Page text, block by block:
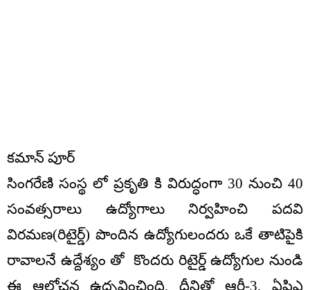
కమాన్ పూర్
సింగరేణి సంస్థ లో ప్రకృతి కి విరుద్ధంగా 30 నుంచి 40
సంవత్సరాలు ఉద్యోగాలు నిర్వహించి పదవి
విరమణ(రిటైర్డ్) పొందిన ఉద్యోగులందరు ఒకే తాటిపైకి
రావాలనే ఉద్దేశ్యం తో కొందరు రిటైర్డ్ ఉద్యోగుల నుండి
ఈ ఆలోచన ఉద్బవించింది. దీనితో ఆర్జీ-3, ఏపిఎ